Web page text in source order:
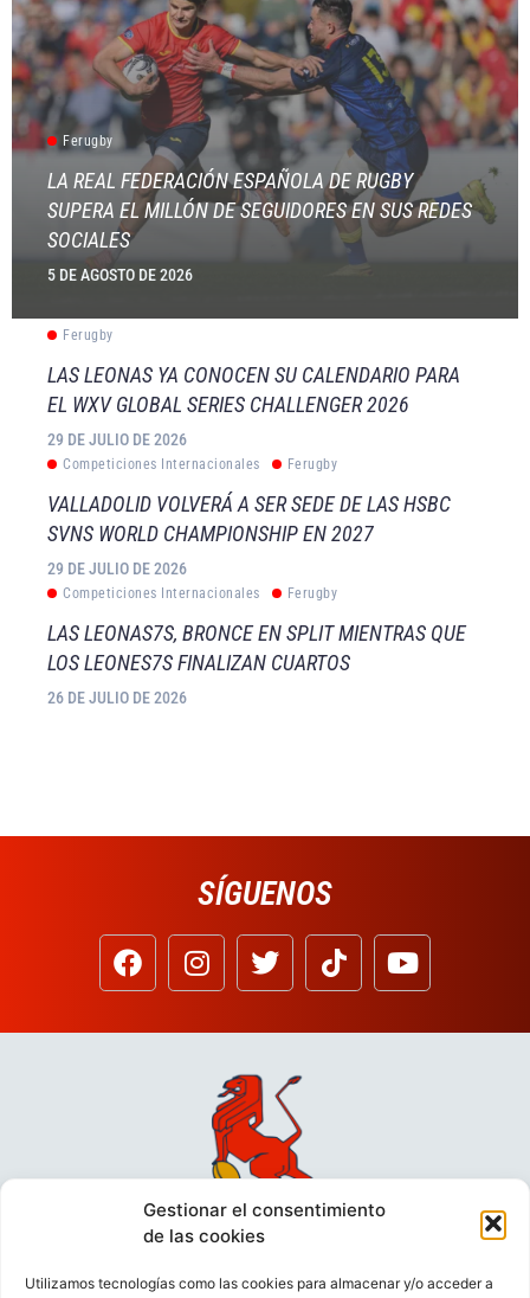
Gestionar el consentimiento
de las cookies
Utilizamos tecnologías como las cookies para almacenar y/o acceder a
Ferugby
LA REAL FEDERACIÓN ESPAÑOLA DE RUGBY
SUPERA EL MILLÓN DE SEGUIDORES EN SUS REDES
SOCIALES
5 DE AGOSTO DE 2026
Ferugby
LAS LEONAS YA CONOCEN SU CALENDARIO PARA
EL WXV GLOBAL SERIES CHALLENGER 2026
29 DE JULIO DE 2026
Competiciones Internacionales Ferugby
VALLADOLID VOLVERÁ A SER SEDE DE LAS HSBC
SVNS WORLD CHAMPIONSHIP EN 2027
29 DE JULIO DE 2026
Competiciones Internacionales Ferugby
LAS LEONAS7S, BRONCE EN SPLIT MIENTRAS QUE
LOS LEONES7S FINALIZAN CUARTOS
26 DE JULIO DE 2026
SÍGUENOS